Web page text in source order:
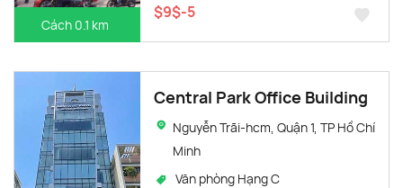
Cách 0.1 km
$9$-5
Central Park Office Building
Nguyễn Trãi-hcm, Quận 1, TP Hồ Chí
Minh
Văn phòng Hạng C